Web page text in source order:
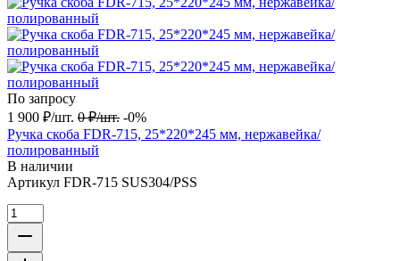
По запросу
1 900 ₽/шт. 0 ₽/шт. -0%
Ручка скоба FDR-715, 25*220*245 мм, нержавейка/
полированный
В наличии
Артикул FDR-715 SUS304/PSS